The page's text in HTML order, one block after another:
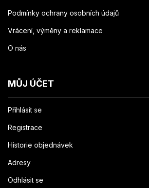
Podmínky ochrany osobních údajů
Vrácení, výměny a reklamace
O nás
MŮJ ÚČET
Přihlásit se
Registrace
Historie objednávek
Adresy
Odhlásit se